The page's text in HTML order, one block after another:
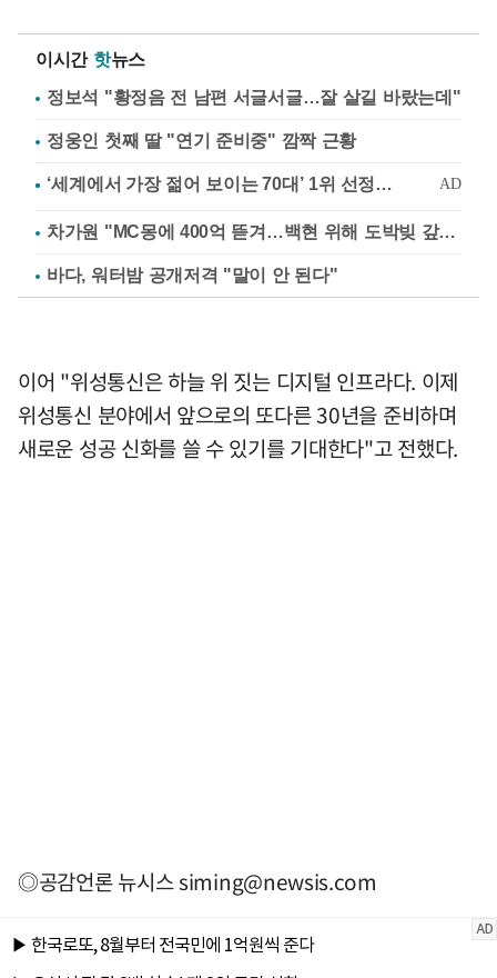
이시간 핫뉴스
정보석 "황정음 전 남편 서글서글…잘 살길 바랐는데"
정웅인 첫째 딸 "연기 준비중" 깜짝 근황
차가원 "MC몽에 400억 뜯겨…백현 위해 도박빚 갚아줘"
바다, 워터밤 공개저격 "말이 안 된다"
이어 "위성통신은 하늘 위 짓는 디지털 인프라다. 이제
위성통신 분야에서 앞으로의 또다른 30년을 준비하며
새로운 성공 신화를 쓸 수 있기를 기대한다"고 전했다.
◎공감언론 뉴시스siming@newsis.com